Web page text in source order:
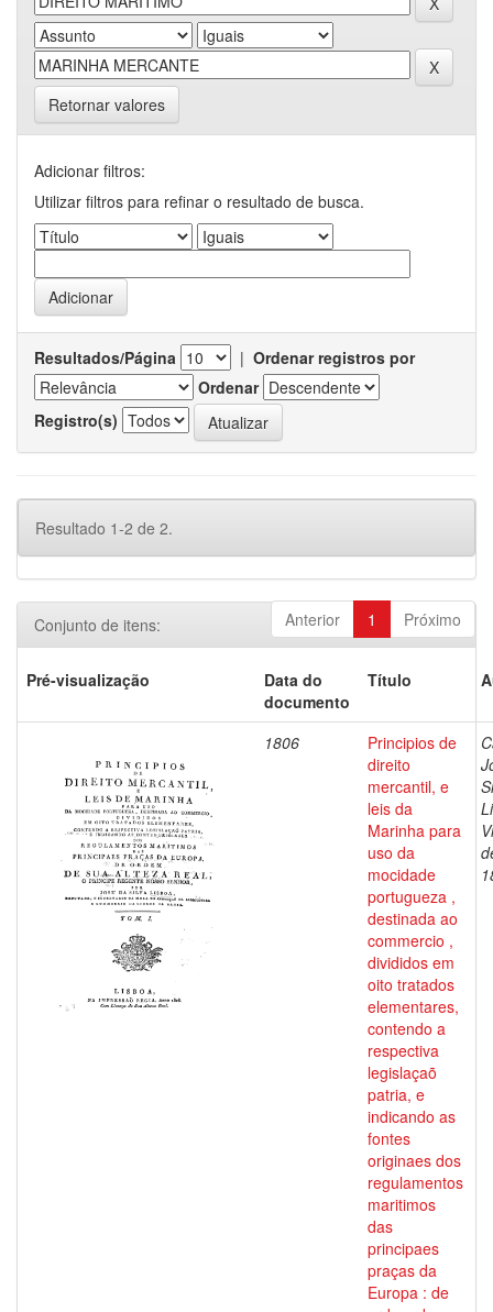
Retornar valores
Adicionar filtros:
Utilizar filtros para refinar o resultado de busca.
Resultados/Página | Ordenar registros por
Ordenar
Registro(s)
Resultado 1-2 de 2.
Anterior 1 Próximo
Conjunto de itens:
Pré-visualização
Data do
documento
Título
1806
Principios de
direito
mercantil, e
leis da
Marinha para
uso da
mocidade
portugueza ,
destinada ao
commercio ,
divididos em
oito tratados
elementares,
contendo a
respectiva
legislaçaõ
patria, e
indicando as
fontes
originaes dos
regulamentos
maritimos
das
principaes
praças da
Europa : de